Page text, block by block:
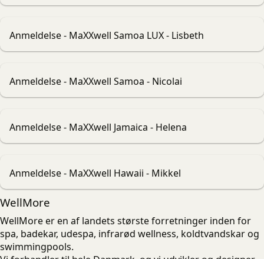
Anmeldelse - MaXXwell Samoa LUX - Lisbeth
Anmeldelse - MaXXwell Samoa - Nicolai
Anmeldelse - MaXXwell Jamaica - Helena
Anmeldelse - MaXXwell Hawaii - Mikkel
WellMore
WellMore er en af landets største forretninger inden for
spa, badekar, udespa, infrarød wellness, koldtvandskar og
swimmingpools.